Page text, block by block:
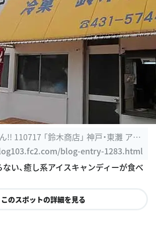
!! 110717 「鈴木商店」 神戸・東灘 アイ
blog-entry-1283.html
い、癒し系アイスキャンディーが食べ
このスポットの詳細を見る